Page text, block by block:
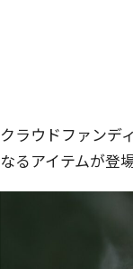
クラウドファンデ
なるアイテムが登